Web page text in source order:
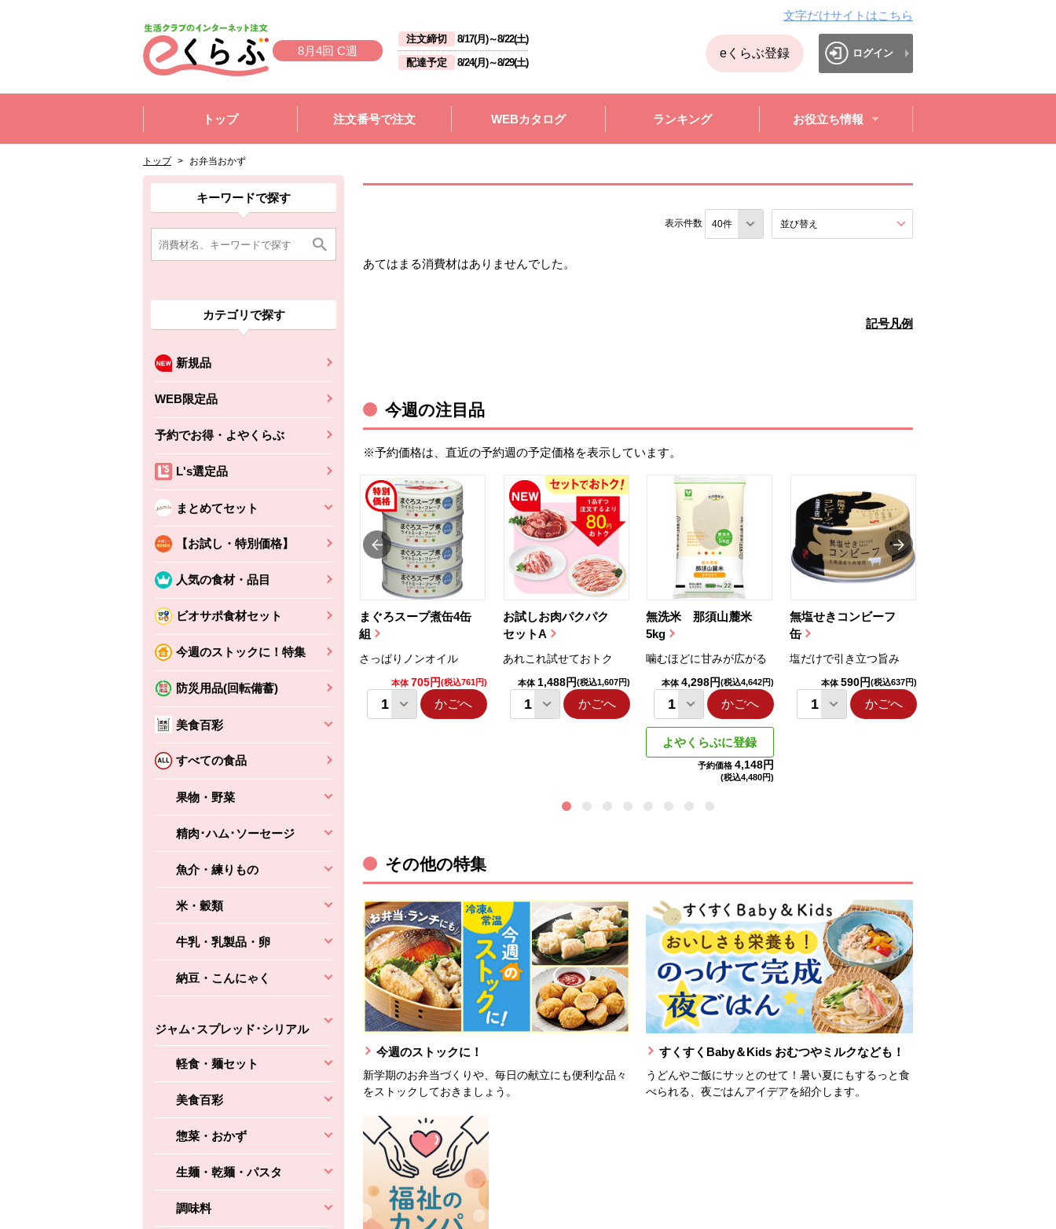
8月4回 C週
注文締切 8/17(月)～8/22(土)
配達予定
8/24(月)～8/29(土)
文字だけサイトはこちら
eくらぶ登録 ログイン
トップ
注文番号で注文 WEBカタログ ランキング お役立ち情報
トップ > お弁当おかず
ここから消費材検索メニューです。
キーワードで探す
カテゴリで探す
新規品
WEB限定品
予約でお得・よやくらぶ
L's選定品
まとめてセット
【お試し・特別価格】
人気の食材・品目
ビオサポ食材セット
今週のストックに！特集
防災用品(回転備蓄)
美食百彩
すべての食品
果物・野菜
精肉･ハム･ソーセージ
魚介・練りもの
米・穀類
牛乳・乳製品・卵
納豆・こんにゃく
ジャム･スプレッド･シリアル
軽食・麺セット
美食百彩
惣菜・おかず
生麺・乾麺・パスタ
調味料
消費材検索メニューここまで。
ここから本文です。
ここから組合員向けメニューです。
組合員向けメニューここまで。
ここから本文です。
表示件数 並び替え
あてはまる消費材はありませんでした。
記号凡例
今週の注目品
※予約価格は、直近の予約週の予定価格を表示しています。
まぐろスープ煮缶4缶
組
さっぱりノンオイル
本体 705円(税込761円)
かごへ
お試しお肉パクパク
セットA
あれこれ試せておトク
本体 1,488円(税込1,607円)
かごへ
無洗米 那須山麓米
5kg
噛むほどに甘みが広がる
本体 4,298円(税込4,642円)
かごへ
よやくらぶに登録
予約価格 4,148円
(税込4,480円)
無塩せきコンビーフ
缶
塩だけで引き立つ旨み
本体 590円(税込637円)
かごへ
ちょこっと揚げ（香
えびの風味がぶわっ！
(税込356円)
かごへ
バルサミコ
かごへ
その他の特集
今週のストックに！
新学期のお弁当づくりや、毎日の献立にも便利な品々
をストックしておきましょう。
すくすくBaby＆Kids おむつやミルクなども！
うどんやご飯にサッとのせて！暑い夏にもするっと食
べられる、夜ごはんアイデアを紹介します。